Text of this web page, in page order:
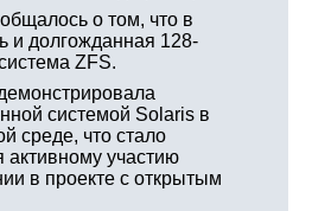
о том, что в
и долгожданная 128-
ZFS.
системой Solaris в
среде, что стало
участию
в проекте с открытым